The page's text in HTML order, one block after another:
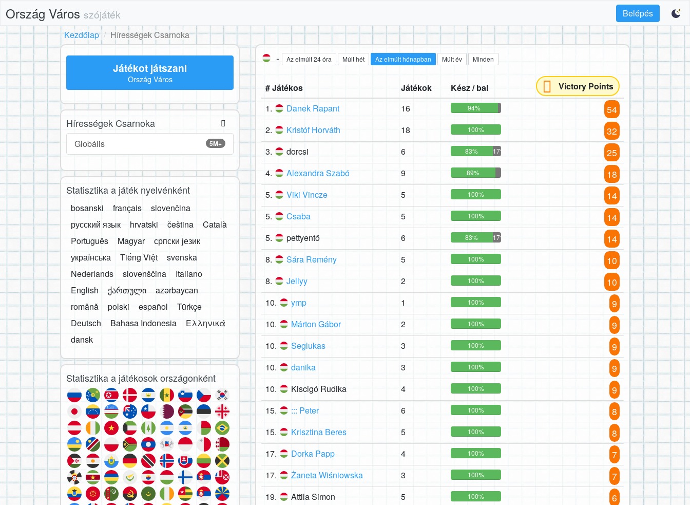
Ország Város szójáték
Belépés
Kezdőlap
Hírességek Csarnoka
- Az elmúlt 24 óra Múlt hét Az elmúlt hónapban Múlt év Minden
# Játékos Játékok Kész / bal
Victory Points
1.
Danek Rapant 16 94% 54
2. Kristóf Horváth 18 100% 32
3. dorcsi 6 83% 17% 25
4. Alexandra Szabó 9 89% 18
5. Viki Vincze 5 100% 14
5. Csaba 5 100% 14
5. pettyentő 6 83% 17% 14
8. Sára Remény 5 100% 10
8. Jellyy 2 100% 10
10. ymp 1 100% 9
10. Márton Gábor 2 100% 9
10. Seglukas 3 100% 9
10. danika 3 100% 9
10. Kiscigó Rudika 4 100% 9
15. ::: Peter 6 100% 8
15. Krisztina Beres 5 100% 8
17. Dorka Papp 4 100% 7
17. Żaneta Wiśniowska 3 100% 7
19. Attila Simon 5 100% 6
Játékot játszani
Ország Város
Hírességek Csarnoka
5M+
Globális
Statisztika a játék nyelvénként
bosanski français
slovenčina
русский язык
hrvatski čeština
Català
Português
Magyar
српски језик
українська
Tiếng Việt
svenska
Nederlands
slovenščina
Italiano
English
ქართული
azərbaycan
română
polski español
Türkçe
Deutsch
Bahasa Indonesia
Ελληνικά
dansk
Statisztika a játékosok országonként